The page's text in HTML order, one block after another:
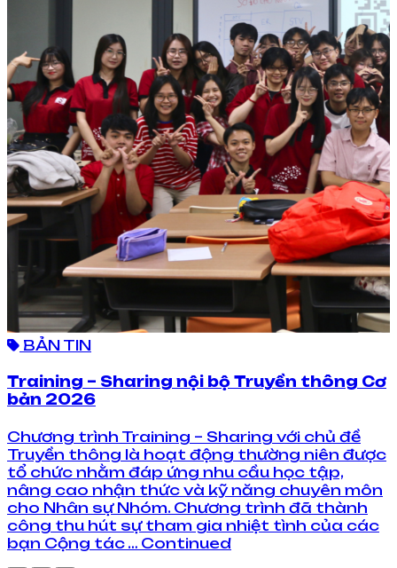
BẢN TIN
Training – Sharing nội bộ Truyền thông Cơ
bản 2026
Chương trình Training – Sharing với chủ đề
Truyền thông là hoạt động thường niên được
tổ chức nhằm đáp ứng nhu cầu học tập,
nâng cao nhận thức và kỹ năng chuyên môn
cho Nhân sự Nhóm. Chương trình đã thành
công thu hút sự tham gia nhiệt tình của các
bạn Cộng tác … Continued